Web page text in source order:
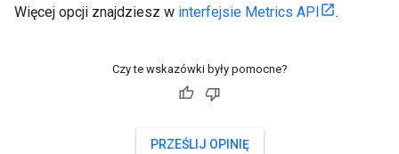
Więcej opcji znajdziesz w interfejsie Metrics API .
Czy te wskazówki były pomocne?
PRZEŚLIJ OPINIĘ